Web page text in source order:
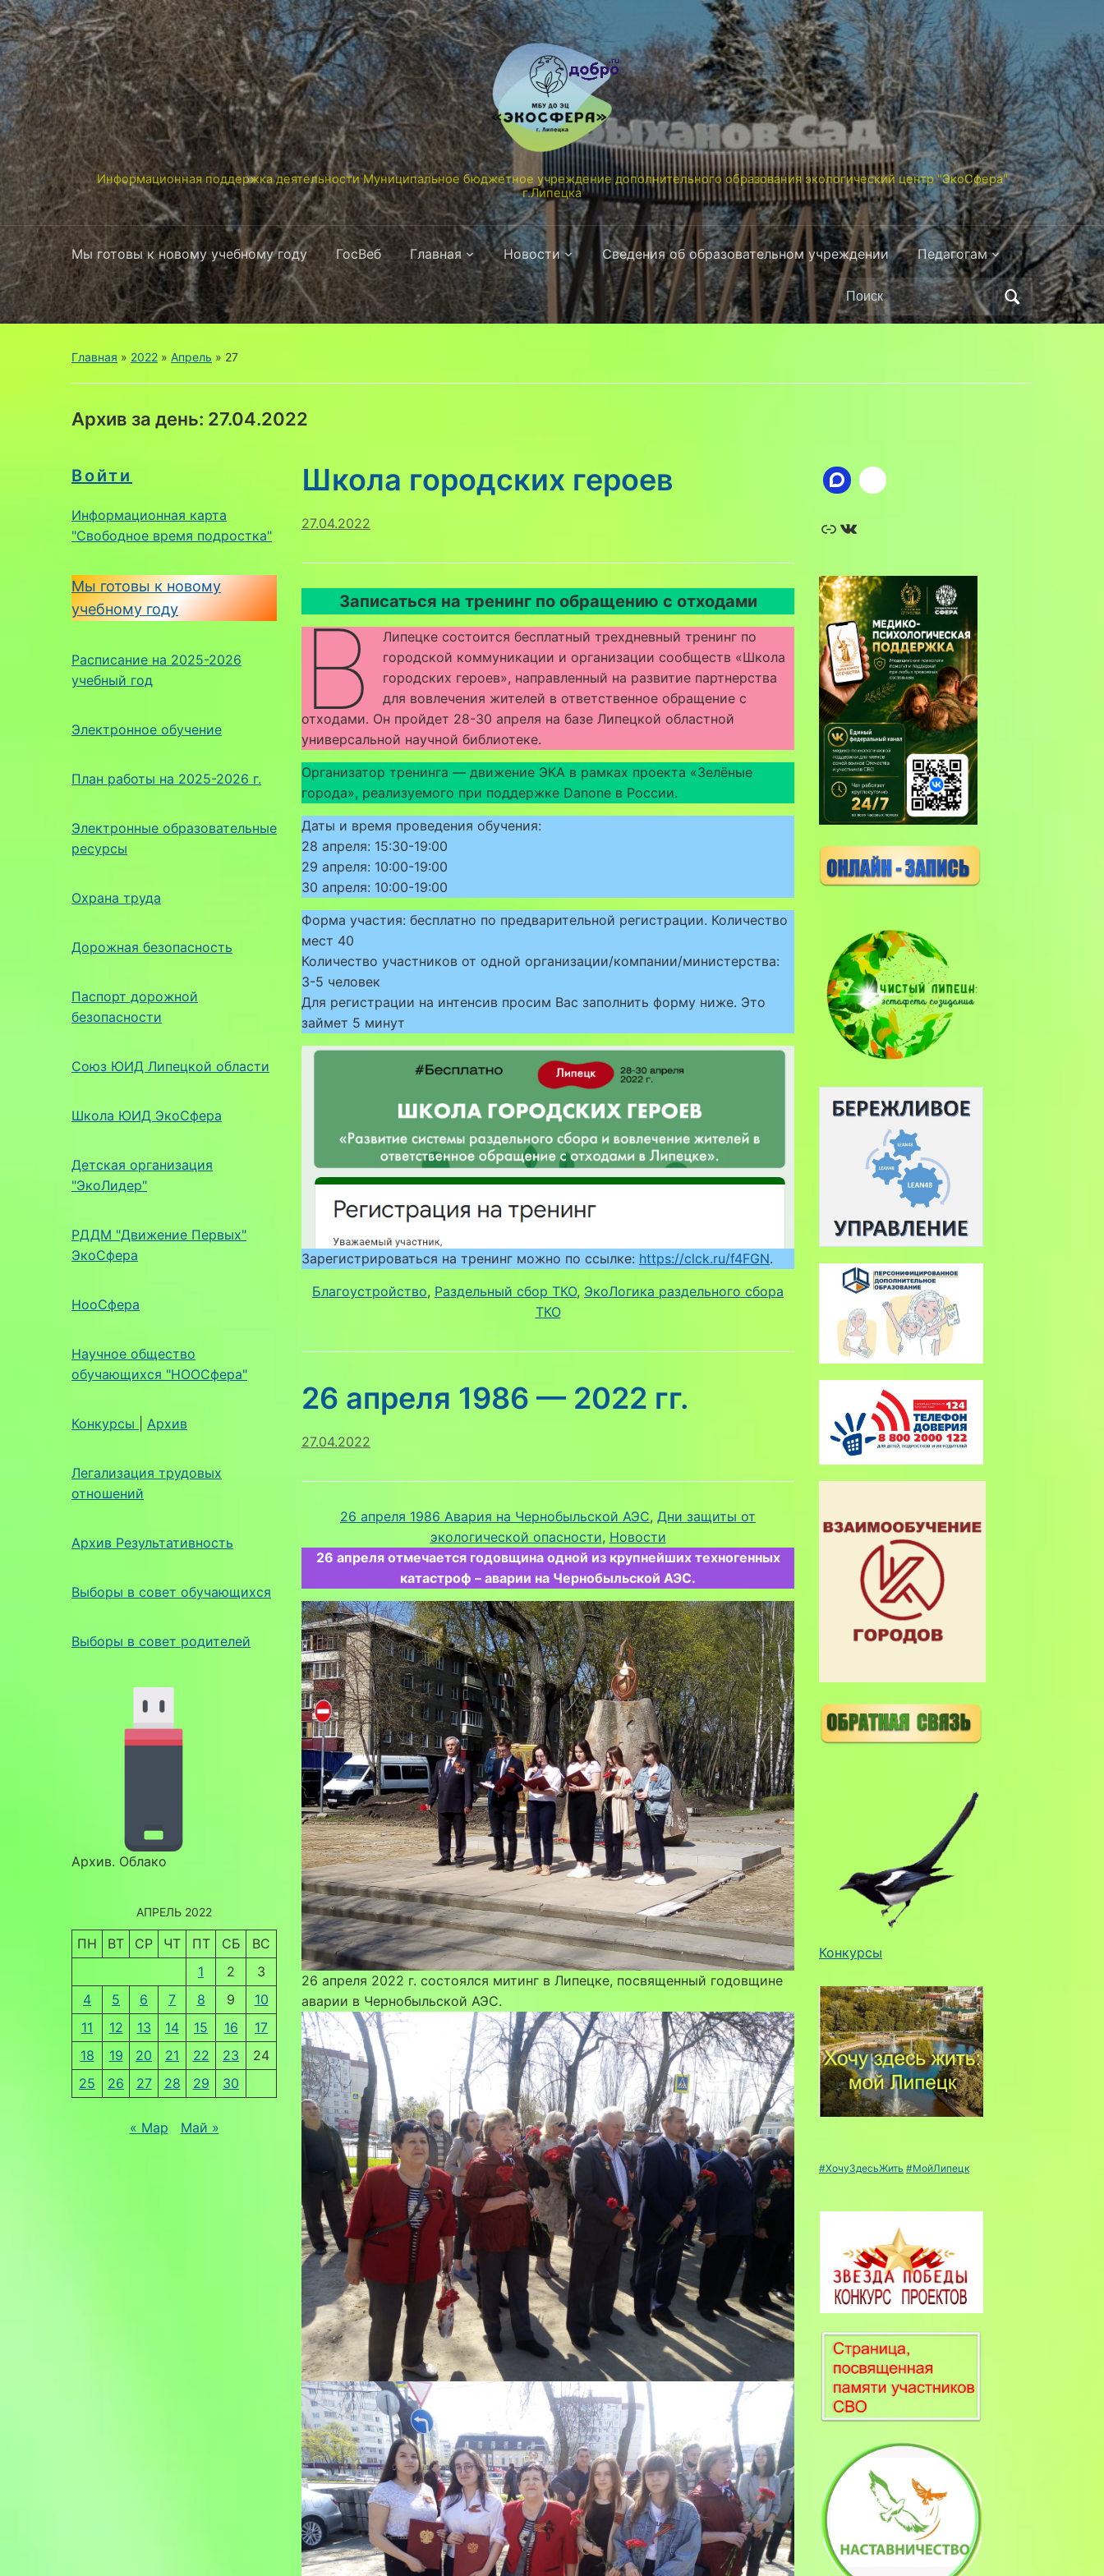
Информационная поддержка деятельности Муниципальное бюджетное учреждение дополнительного образования экологический центр "ЭкоСфера"
г.Липецка
Мы готовы к новому учебному году ГосВеб Главная Новости Сведения об образовательном учреждении Педагогам
Поиск
по:
Главная » 2022 » Апрель » 27
Архив за день: 27.04.2022
Войти
Информационная карта
"Свободное время подростка"
Мы готовы к новому
учебному году
Расписание на 2025-2026
учебный год
Электронное обучение
План работы на 2025-2026 г.
Электронные образовательные
ресурсы
Охрана труда
Дорожная безопасность
Паспорт дорожной
безопасности
Союз ЮИД Липецкой области
Школа ЮИД ЭкоСфера
Детская организация
"ЭкоЛидер"
РДДМ "Движение Первых"
ЭкоСфера
НооСфера
Научное общество
обучающихся "НООСфера"
Конкурсы Архив
Легализация трудовых
отношений
Архив Результативность
Выборы в совет обучающихся
Выборы в совет родителей
Архив. Облако
АПРЕЛЬ 2022
ПН ВТ СР ЧТ ПТ СБ
ВС
1
2
3
4
5 6 7 8 9
10
11
12 13 14 15 16
17
18
19 20 21 22 23
24
25
26 27 28 29 30
« Мар Май »
Школа городских героев
27.04.2022
Записаться на тренинг по обращению с отходами
В
Липецке состоится бесплатный трехдневный тренинг по
городской коммуникации и организации сообществ «Школа
городских героев», направленный на развитие партнерства
для вовлечения жителей в ответственное обращение с
отходами. Он пройдет 28-30 апреля на базе Липецкой областной
универсальной научной библиотеке.
Организатор тренинга — движение ЭКА в рамках проекта «Зелёные
города», реализуемого при поддержке Danone в России.
Даты и время проведения обучения:
28 апреля: 15:30-19:00
29 апреля: 10:00-19:00
30 апреля: 10:00-19:00
Форма участия: бесплатно по предварительной регистрации. Количество
мест 40
Количество участников от одной организации/компании/министерства:
3-5 человек
Для регистрации на интенсив просим Вас заполнить форму ниже. Это
займет 5 минут
Зарегистрироваться на тренинг можно по ссылке: https://clck.ru/f4FGN.
Благоустройство, Раздельный сбор ТКО, ЭкоЛогика раздельного сбора
ТКО
26 апреля 1986 — 2022 гг.
27.04.2022
26 апреля 1986 Авария на Чернобыльской АЭС, Дни защиты от
экологической опасности, Новости
26 апреля отмечается годовщина одной из крупнейших техногенных
катастроф – аварии на Чернобыльской АЭС.
26 апреля 2022 г. состоялся митинг в Липецке, посвященный годовщине
аварии в Чернобыльской АЭС.
Ссылка
Конкурсы
#ХочуЗдесьЖить #МойЛипецк